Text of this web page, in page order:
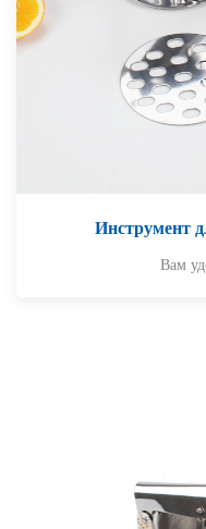
Инструмент
Вам